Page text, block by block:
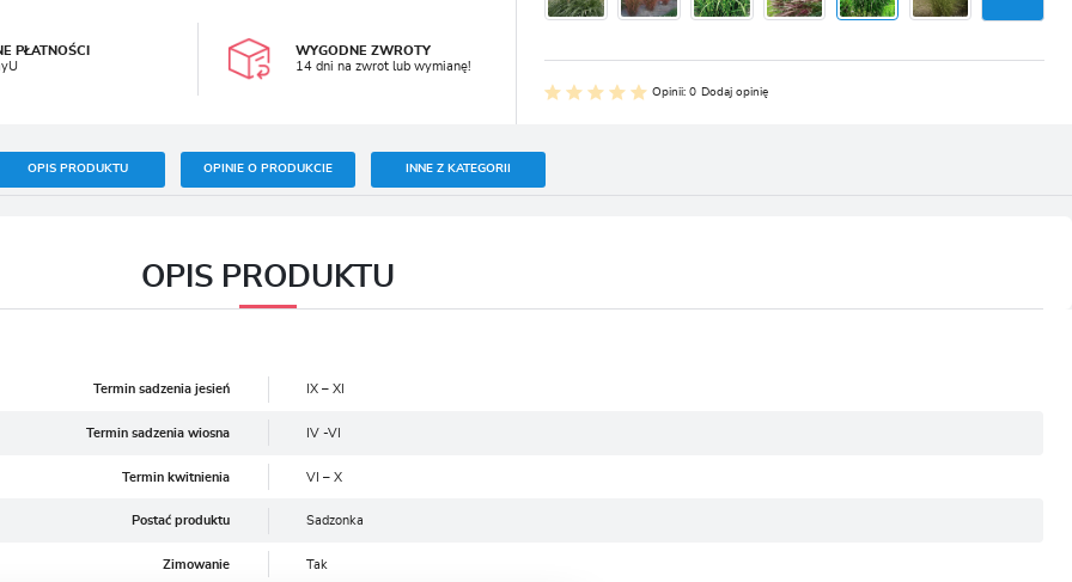
PŁATNOŚCI
WYGODNE ZWROTY
14 dni na zwrot lub wymianę!
Opinii: 0 Dodaj opinię
OPIS PRODUKTU OPINIE O PRODUKCIE INNE Z KATEGORII
OPIS PRODUKTU
Termin sadzenia jesień IX – XI
Termin sadzenia wiosna IV -VI
Termin kwitnienia VI – X
Postać produktu Sadzonka
Zimowanie Tak